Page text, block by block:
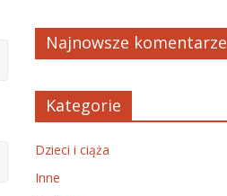
Najnowsze komentarze
Kategorie
Dzieci i ciąża
Inne